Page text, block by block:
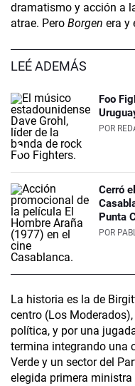
dramatismo y acción a
atrae. Pero Borgen era y
LEÉ ADEMÁS
Foo
POR
Cerró
Punta
POR
La historia es la de
centro (Los
política, y por una
termina integrando una
Verde y un sector del
elegida primera